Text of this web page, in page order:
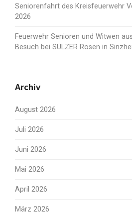
Seniorenfahrt des Kreisfeuerwehr
2026
Feuerwehr Senioren und Witwen
Besuch bei SULZER Rosen in
Archiv
August 2026
Juli 2026
Juni 2026
Mai 2026
April 2026
März 2026